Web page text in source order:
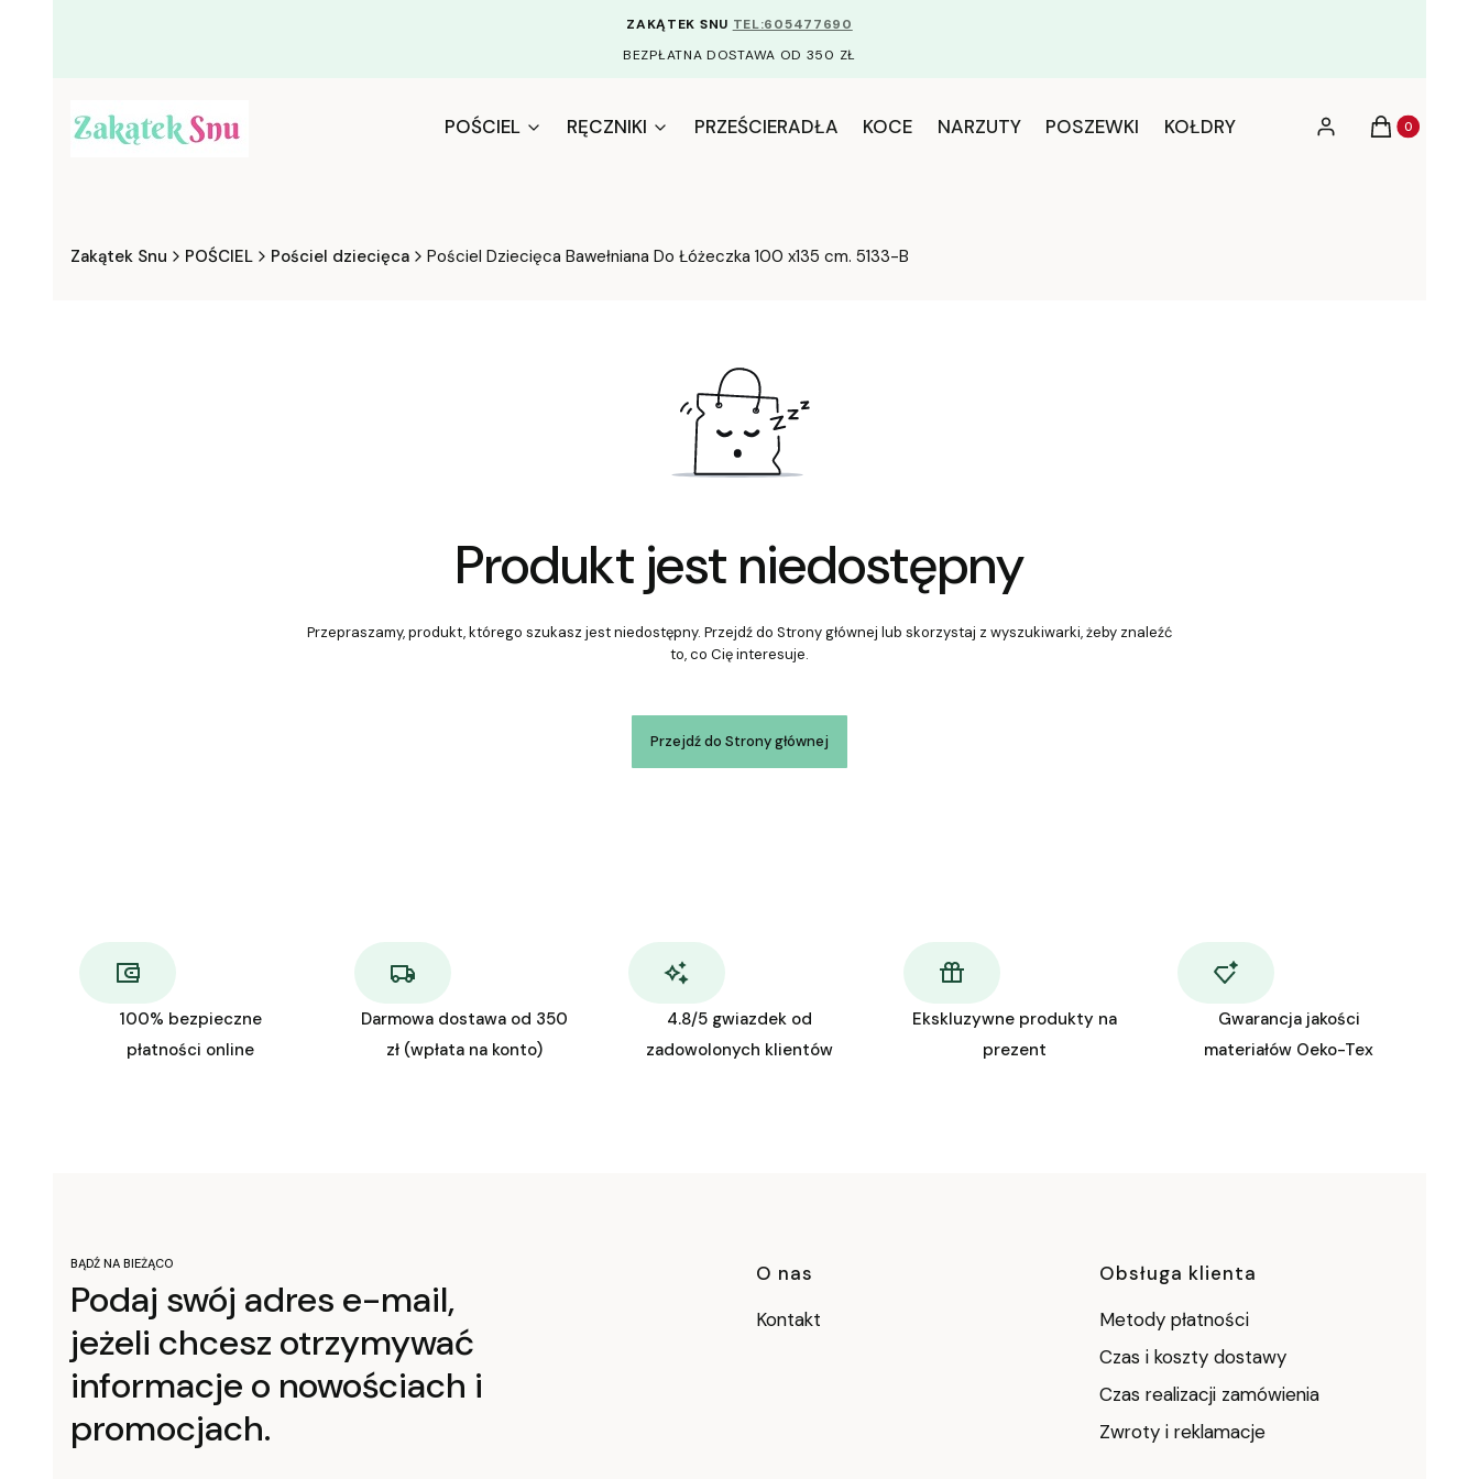
ZAKĄTEK SNU TEL:605477690
BEZPŁATNA DOSTAWA OD 350 ZŁ
POŚCIEL RĘCZNIKI PRZEŚCIERADŁA KOCE NARZUTY POSZEWKI KOŁDRY Zaloguj sięProdukty w
Koszyk
Zakątek Snu POŚCIEL Pościel dziecięca Pościel Dziecięca Bawełniana Do Łóżeczka 100 x135 cm. 5133-B
Produkt jest niedostępny
Przepraszamy, produkt, którego szukasz jest niedostępny. Przejdź do Strony głównej lub skorzystaj z wyszukiwarki, żeby znaleźć
to, co Cię interesuje.
Przejdź do Strony głównej
100% bezpieczne
płatności online
Darmowa dostawa od 350
zł (wpłata na konto)
4.8/5 gwiazdek od
zadowolonych klientów
Ekskluzywne produkty na
prezent
Gwarancja jakości
materiałów Oeko-Tex
BĄDŹ NA BIEŻĄCO
Podaj swój adres e-mail,
jeżeli chcesz otrzymywać
informacje o nowościach i
promocjach.
Linki w stopce
O nas
Kontakt
Obsługa klienta
Metody płatności
Czas i koszty dostawy
Czas realizacji zamówienia
Zwroty i reklamacje